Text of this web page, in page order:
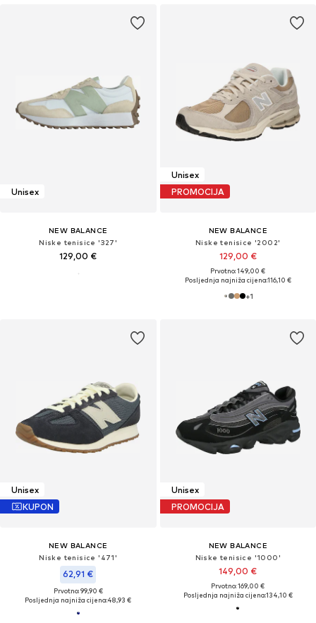
Unisex
NEW BALANCE
Niske tenisice '327'
129,00 €
Unisex
PROMOCIJA
NEW BALANCE
Niske tenisice '2002'
129,00 €
Prvotno: 149,00 €
Posljednja najniža cijena:116,10 €
+1
Unisex
KUPON
NEW BALANCE
Niske tenisice '471'
62,91 €
Prvotno: 99,90 €
Posljednja najniža cijena:48,93 €
Unisex
PROMOCIJA
NEW BALANCE
Niske tenisice '1000'
149,00 €
Prvotno: 169,00 €
Posljednja najniža cijena:134,10 €